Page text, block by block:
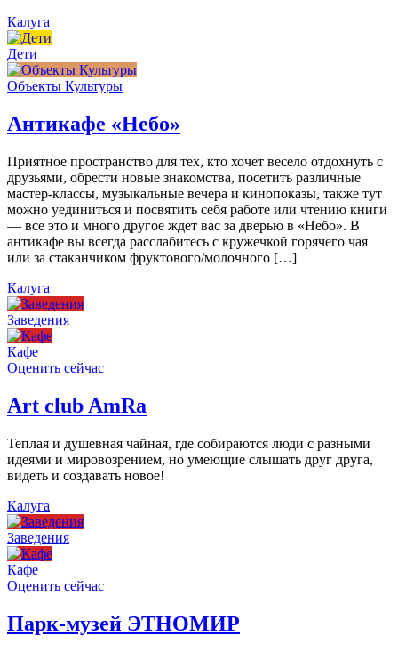
Калуга
Дети
Объекты Культуры
Антикафе «Небо»
Приятное пространство для тех, кто хочет весело отдохнуть с
друзьями, обрести новые знакомства, посетить различные
мастер-классы, музыкальные вечера и кинопоказы, также тут
можно уединиться и посвятить себя работе или чтению книги
— все это и много другое ждет вас за дверью в «Небо». В
антикафе вы всегда расслабитесь с кружечкой горячего чая
или за стаканчиком фруктового/молочного […]
Калуга
Заведения
Кафе
Оценить сейчас
Art сlub AmRa
Теплая и душевная чайная, где собираются люди с разными
идеями и мировозрением, но умеющие слышать друг друга,
видеть и создавать новое!
Калуга
Заведения
Кафе
Оценить сейчас
Парк-музей ЭТНОМИР